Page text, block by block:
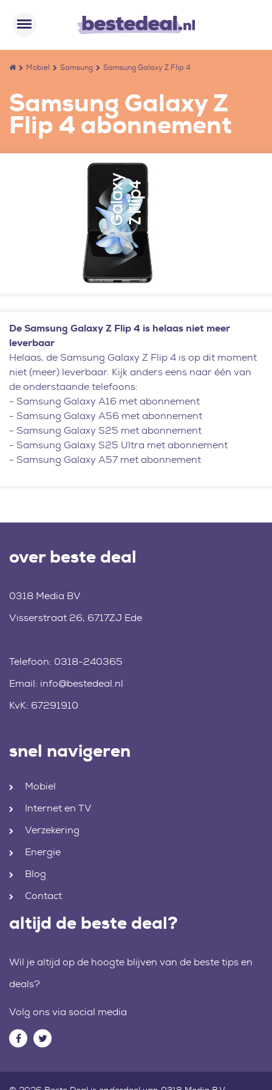
Mobiel Samsung Samsung Galaxy Z Flip 4
Samsung Galaxy Z
Flip 4 abonnement
De Samsung Galaxy Z Flip 4 is helaas niet meer
leverbaar
Helaas, de Samsung Galaxy Z Flip 4 is op dit moment
niet (meer) leverbaar. Kijk anders eens naar één van
de onderstaande telefoons:
- Samsung Galaxy A16 met abonnement
- Samsung Galaxy A56 met abonnement
- Samsung Galaxy S25 met abonnement
- Samsung Galaxy S25 Ultra met abonnement
- Samsung Galaxy A57 met abonnement
over beste deal
0318 Media BV
Visserstraat 26, 6717ZJ Ede
Telefoon: 0318-240365
Email: info@bestedeal.nl
KvK: 67291910
snel navigeren
Mobiel
Internet en TV
Verzekering
Energie
Blog
Contact
altijd de beste deal?
Wil je altijd op de hoogte blijven van de beste tips en
deals?
Volg ons via social media